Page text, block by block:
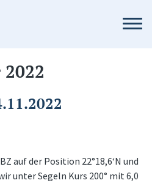
auf der Position 22°18,6‘N und
unter Segeln Kurs 200° mit 6,0